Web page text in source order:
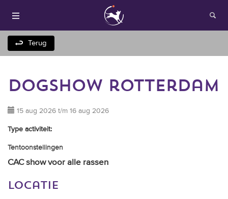
Houden van honden
Terug
dogshow rotterdam
15 aug 2026 t/m 16 aug 2026
Type activiteit:
Tentoonstellingen
CAC show voor alle rassen
locatie